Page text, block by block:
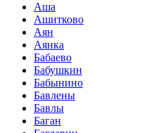
Аша
Ашитково
Аян
Аянка
Бабаево
Бабушкин
Бабынино
Бавлены
Бавлы
Баган